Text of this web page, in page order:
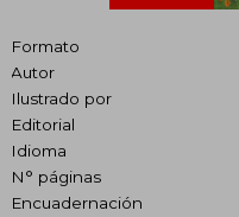
Formato
Autor
Ilustrado por
Editorial
Idioma
N° páginas
Encuadernación